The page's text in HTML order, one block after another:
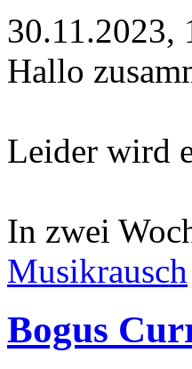
30.11.2023,
Hallo
Leider wird
In zwei
Musikrausch
Bogus